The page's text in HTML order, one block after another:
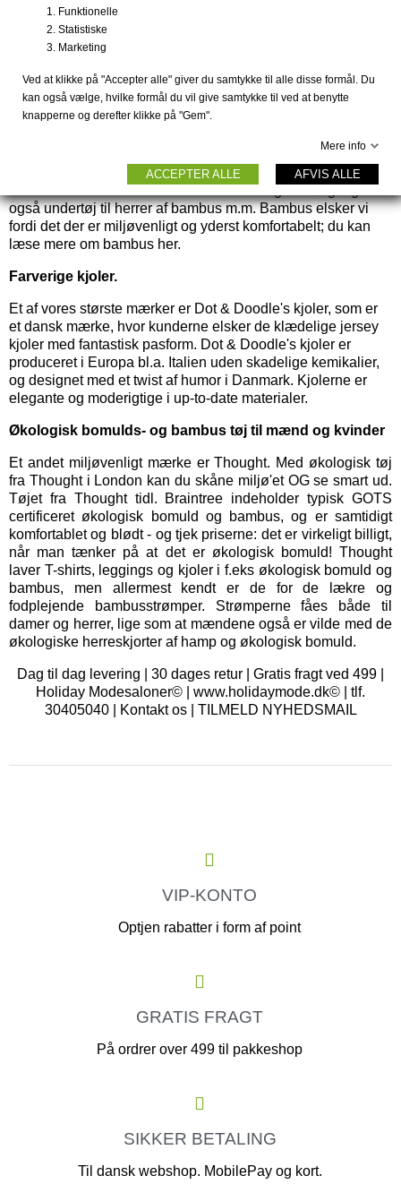
butikkerne. Shop til de bedste priser og modtag fragtfrit
hjemme eller i pakkeshop ved ordrer over 499,-.
Bambus strømperogtøj af bambuser noget du finder et stort
udvalg af, og efterhånden har vi nok Danmarks største
både ensfarvet og med sjove mønstre. Du finder også
lækker blødt OekoTexundertøj til damer
af bambus eller
ogsåundertøj til herreraf bambus m.m. Bambus elsker vi
fordi det der er miljøvenligt og yderst komfortabelt; du kan
læse mere om bambus her.
Farverige kjoler.
Et af vores største mærker er Dot & Doodle's kjoler, som er
et dansk mærke, hvor kunderne elsker de klædelige jersey
kjoler med fantastisk pasform. Dot & Doodle's kjoler er
produceret i Europa bl.a. Italien uden skadelige kemikalier,
og designet med et twist af humor i Danmark. Kjolerne er
elegante og moderigtige i up-to-date materialer.
Økologisk bomulds- og bambus tøj til mænd og kvinder
Et andet miljøvenligt mærke erThought. Med økologisk tøj
fra Thought i London kan du skåne miljø'et OG se smart ud.
Tøjet fra Thought tidl. Braintree indeholder typisk GOTS
certificeret økologisk bomuld og bambus, og er samtidigt
komfortablet og blødt - og tjek priserne: det er virkeligt billigt,
når man tænker på at det er økologisk bomuld! Thought
laver T-shirts, leggings og kjoler i f.eks økologisk bomuld og
bambus, men allermest kendt er de for de lækre og
fodplejende bambusstrømper. Strømperne fåes både til
damer og herrer, lige som at mændene også er vilde med de
økologiske herreskjorter af hamp og økologisk bomuld.
Dag til dag levering | 30 dages retur | Gratis fragt ved 499 |
Holiday Modesaloner© | www.holidaymode.dk© | tlf.
30405040 |
Kontakt os| TILMELD NYHEDSMAIL
VIP-KONTO
Optjen rabatter i form af point
GRATIS FRAGT
På ordrer over 499 til pakkeshop
SIKKER BETALING
Til dansk webshop. MobilePay og kort.
Funktionelle
Statistiske
Marketing
Ved at klikke på "Accepter alle" giver du samtykke til alle disse formål. Du
kan også vælge, hvilke formål du vil give samtykke til ved at benytte
knapperne og derefter klikke på "Gem".
Mere info
ACCEPTER ALLE AFVIS ALLE